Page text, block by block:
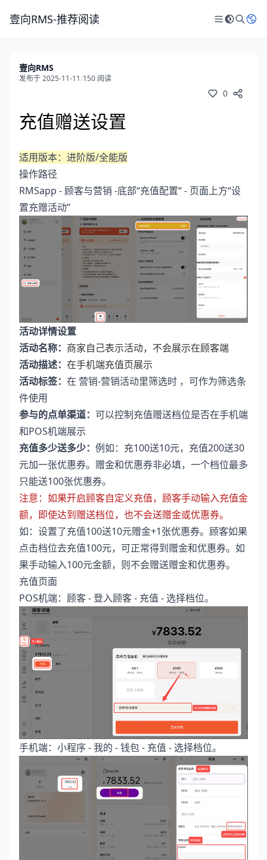
壹向RMS-推荐阅读
壹向RMS
发布于 2025-11-11/150 阅读
0
充值赠送设置
适用版本：进阶版/全能版
操作路径
RMSapp - 顾客与营销 -底部“充值配置“ - 页面上方“设
置充赠活动”
活动详情设置
活动名称： 商家自己表示活动，不会展示在顾客端
活动描述： 在手机端充值页展示
活动标签： 在 营销-营销活动里筛选时 ，可作为筛选条
件使用
参与的点单渠道： 可以控制充值赠送档位是否在手机端
和POS机端展示
充值多少送多少： 例如：充100送10元，充值200送30
元加一张优惠券。赠金和优惠券非必填，一个档位最多
只能送100张优惠券。
注意：如果开启顾客自定义充值，顾客手动输入充值金
额，即使达到赠送档位，也不会送赠金或优惠券。
如：设置了充值100送10元赠金+1张优惠券。顾客如果
点击档位去充值100元，可正常得到赠金和优惠券。如
果手动输入100元金额，则不会赠送赠金和优惠券。
充值页面
POS机端：顾客 - 登入顾客 - 充值 - 选择档位。
手机端：小程序 - 我的 - 钱包 - 充值 - 选择档位。